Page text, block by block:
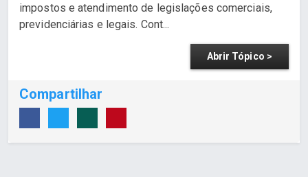
impostos e atendimento de legislações comerciais,
previdenciárias e legais. Cont...
Abrir Tópico >
Compartilhar